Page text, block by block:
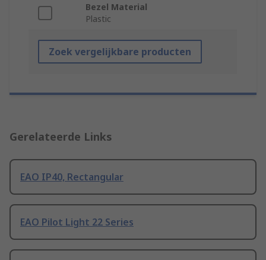
Bezel Material
Plastic
Zoek vergelijkbare producten
Gerelateerde Links
EAO IP40, Rectangular
EAO Pilot Light 22 Series